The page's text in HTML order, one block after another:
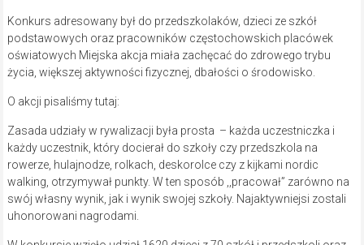
Konkurs adresowany był do przedszkolaków, dzieci ze szkół
podstawowych oraz pracowników częstochowskich placówek
oświatowych Miejska akcja miała zachęcać do zdrowego trybu
życia, większej aktywności fizycznej, dbałości o środowisko.
O akcji pisaliśmy tutaj:
Zasada udziały w rywalizacji była prosta – każda uczestniczka i
każdy uczestnik, który docierał do szkoły czy przedszkola na
rowerze, hulajnodze, rolkach, deskorolce czy z kijkami nordic
walking, otrzymywał punkty. W ten sposób ,,pracował” zarówno na
swój własny wynik, jak i wynik swojej szkoły. Najaktywniejsi zostali
uhonorowani nagrodami.